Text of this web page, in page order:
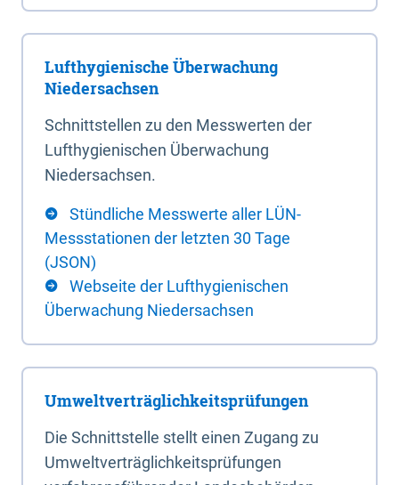
Lufthygienische Überwachung
Niedersachsen
Schnittstellen zu den Messwerten der
Lufthygienischen Überwachung
Niedersachsen.
Stündliche Messwerte aller LÜN-
Messstationen der letzten 30 Tage
(JSON)
Webseite der Lufthygienischen
Überwachung Niedersachsen
Umweltverträglichkeitsprüfungen
Die Schnittstelle stellt einen Zugang zu
Umweltverträglichkeitsprüfungen